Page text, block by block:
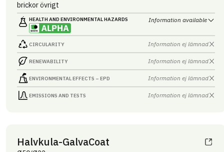
brickor övrigt
HEALTH AND ENVIRONMENTAL HAZARDS Information available
CIRCULARITY Information ej lämnad
RENEWABILITY Information ej lämnad
ENVIRONMENTAL EFFECTS – EPD Information ej lämnad
EMISSIONS AND TESTS Information ej lämnad
Halvkula-GalvaCoat